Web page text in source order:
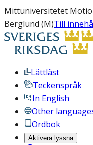
Mittuniversitetet
Berglund (M)Till
Lättläst
Teckenspråk
In English
Other
Ordbok
Aktivera lyssna